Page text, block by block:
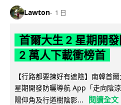
Lawton 1 日
首爾大生 2 星期開
2 萬人下載衝榜首
【行路都要揀好有遮陰】南韓首
星期開發防曬導航 App「走向陰
陽仰角及行道樹陰影...
閱讀全文